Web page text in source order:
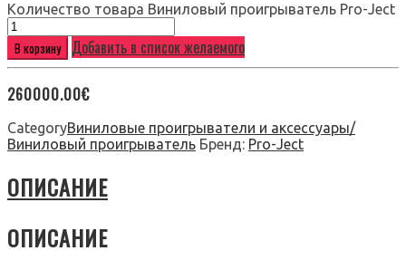
Количество товара Виниловый проигрыватель Pro-Ject
В корзину Добавить в список желаемого
260000.00€
CategoryВиниловые проигрыватели и аксессуары/
Виниловый проигрыватель Бренд: Pro-Ject
ОПИСАНИЕ
ОПИСАНИЕ